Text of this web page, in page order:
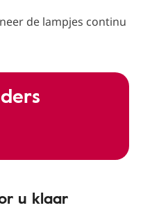
de lampjes continu
u klaar